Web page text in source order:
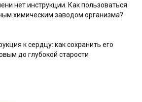
нет инструкции. Как пользоваться
химическим заводом организма?
к сердцу: как сохранить его
до глубокой старости